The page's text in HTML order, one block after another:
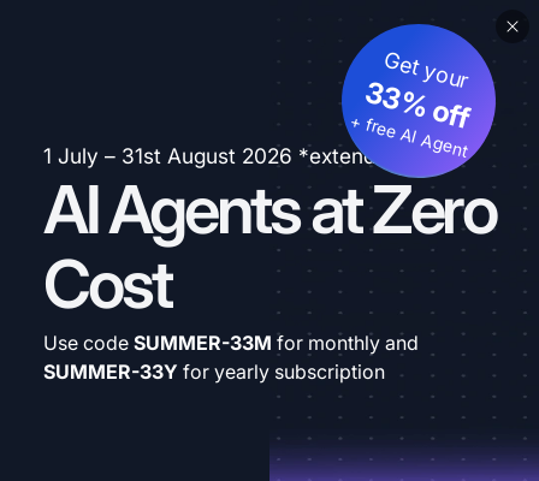
1 July – 31st August 2026 *extended
AI Agents at Zero
Cost
Get your
33% off
+ free AI Agent
Use code SUMMER-33M for monthly and
SUMMER-33Y for yearly subscription